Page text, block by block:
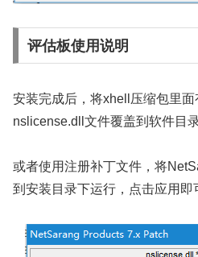
评估板使用说明
安装完成后，将xhell压缩包里
nslicense.dll文件覆盖到软件目
或者使用注册补丁文件，将
到安装目录下运行，点击应用即